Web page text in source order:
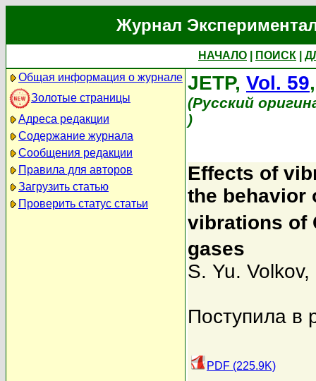
Журнал
НАЧАЛО ПОИСК
Общая информация о журнале
Золотые страницы
Адреса редакции
Содержание журнала
Сообщения редакции
Правила для авторов
Загрузить статью
Проверить статус статьи
JETP, Vol. 59
(Русский
)
Effects of
the behavior
vibrations of
gases
S. Yu. Volkov,
Поступила в
PDF (225.9K)